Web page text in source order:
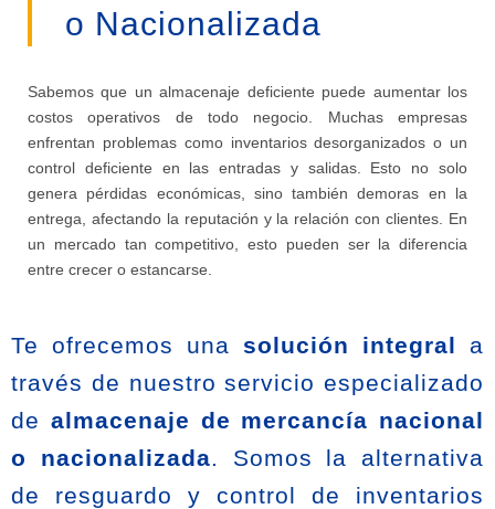
o Nacionalizada
Sabemos que un almacenaje deficiente puede aumentar los
costos operativos de todo negocio. Muchas empresas
enfrentan problemas como inventarios desorganizados o un
control deficiente en las entradas y salidas. Esto no solo
genera pérdidas económicas, sino también demoras en la
entrega, afectando la reputación y la relación con clientes. En
un mercado tan competitivo, esto pueden ser la diferencia
entre crecer o estancarse.
Te ofrecemos una solución integral a
través de nuestro servicio especializado
de almacenaje de mercancía nacional
o nacionalizada. Somos la alternativa
de resguardo y control de inventarios